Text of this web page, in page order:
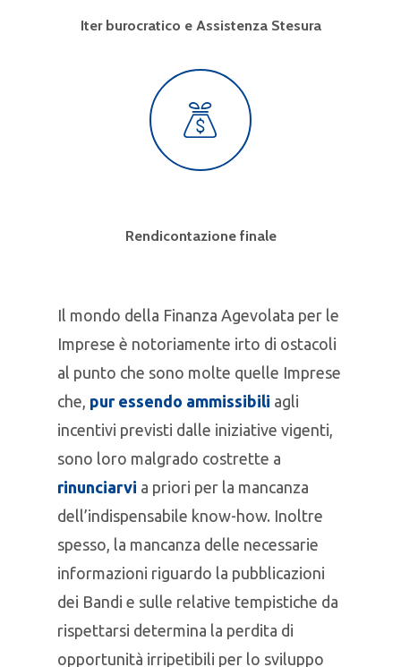
Iter burocratico e Assistenza Stesura
Rendicontazione finale
Il mondo della Finanza Agevolata per le
Imprese è notoriamente irto di ostacoli
al punto che sono molte quelle Imprese
che, pur essendo ammissibili agli
incentivi previsti dalle iniziative vigenti,
sono loro malgrado costrette a
rinunciarvi a priori per la mancanza
dell’indispensabile know-how. Inoltre
spesso, la mancanza delle necessarie
informazioni riguardo la pubblicazioni
dei Bandi e sulle relative tempistiche da
rispettarsi determina la perdita di
opportunità irripetibili per lo sviluppo